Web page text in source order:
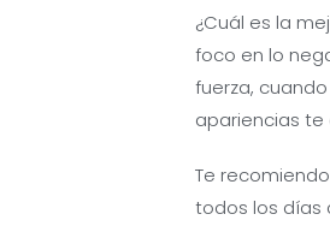
¿Cuál es la
foco en lo
fuerza,
apariencias
Te
todos los días